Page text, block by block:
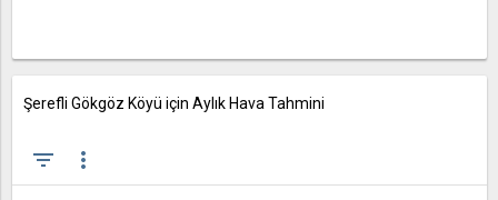
Şerefli Gökgöz Köyü için Aylık Hava Tahmini
filter_list more_vert